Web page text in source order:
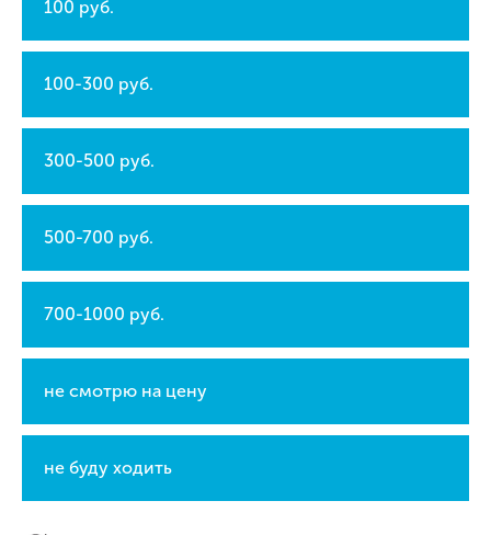
100 руб.
100-300 руб.
300-500 руб.
500-700 руб.
700-1000 руб.
не смотрю на цену
не буду ходить